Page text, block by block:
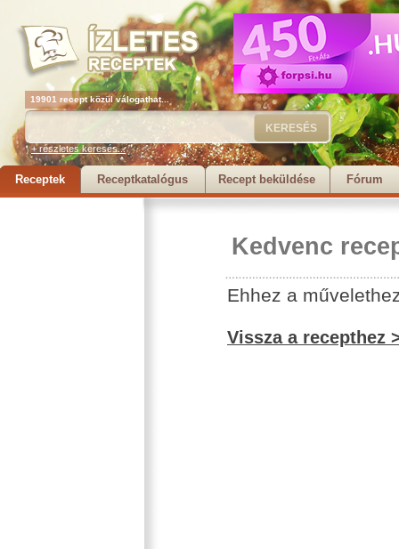
19901 recept közül válogathat...
+ részletes keresés...
Receptek Receptkatalógus Recept beküldése Fórum
Kedvenc
Ehhez a
Vissza a recepthez